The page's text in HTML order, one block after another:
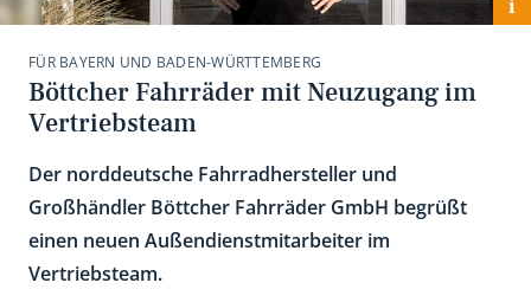
i
FÜR BAYERN UND BADEN-WÜRTTEMBERG
Böttcher Fahrräder mit Neuzugang im
Vertriebsteam
Der norddeutsche Fahrradhersteller und
Großhändler Böttcher Fahrräder GmbH begrüßt
einen neuen Außendienstmitarbeiter im
Vertriebsteam.